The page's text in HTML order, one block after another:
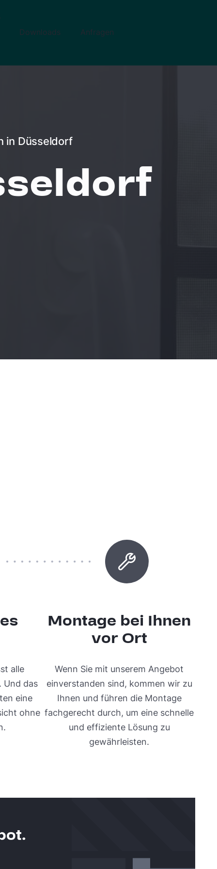
Downloads
Anfragen
in Düsseldorf
alle
Und das
eine
ohne
Montage bei Ihnen
vor Ort
Wenn Sie mit unserem Angebot
einverstanden sind, kommen wir zu
Ihnen und führen die Montage
fachgerecht durch, um eine schnelle
und effiziente Lösung zu
gewährleisten.